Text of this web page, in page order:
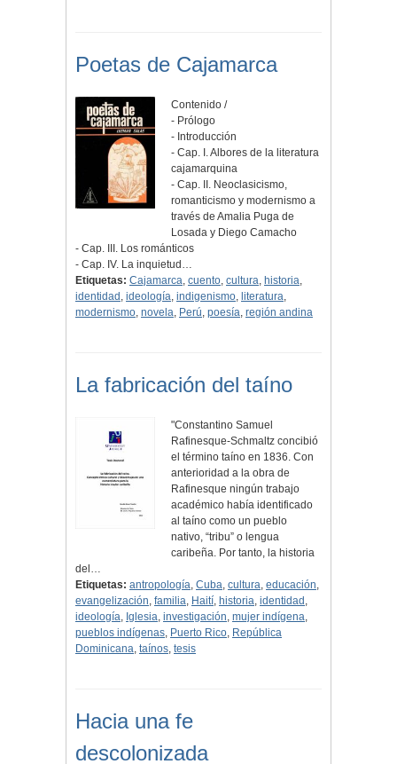
Poetas de Cajamarca
Contenido /
- Prólogo
- Introducción
- Cap. I. Albores de la literatura
cajamarquina
- Cap. II. Neoclasicismo,
romanticismo y modernismo a
través de Amalia Puga de
Losada y Diego Camacho
- Cap. III. Los románticos
- Cap. IV. La inquietud…
Etiquetas: Cajamarca, cuento, cultura, historia,
identidad , ideología, indigenismo, literatura,
modernismo, novela, Perú, poesía, región andina
La fabricación del taíno
"Constantino Samuel
Rafinesque-Schmaltz concibió
el término taíno en 1836. Con
anterioridad a la obra de
Rafinesque ningún trabajo
académico había identificado
al taíno como un pueblo
nativo, “tribu” o lengua
caribeña. Por tanto, la historia
del…
Etiquetas: antropología, Cuba, cultura, educación,
evangelización, familia, Haití, historia, identidad ,
ideología, Iglesia, investigación, mujer indígena,
pueblos indígenas, Puerto Rico, República
Dominicana, taínos, tesis
Hacia una fe
descolonizada